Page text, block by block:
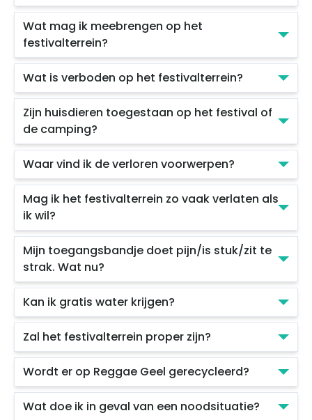
Wat mag ik meebrengen op het
festivalterrein?
Wat is verboden op het festivalterrein?
Zijn huisdieren toegestaan op het festival of
de camping?
Waar vind ik de verloren voorwerpen?
Mag ik het festivalterrein zo vaak verlaten als
ik wil?
Mijn toegangsbandje doet pijn/is stuk/zit te
strak. Wat nu?
Kan ik gratis water krijgen?
Zal het festivalterrein proper zijn?
Wordt er op Reggae Geel gerecycleerd?
Wat doe ik in geval van een noodsituatie?